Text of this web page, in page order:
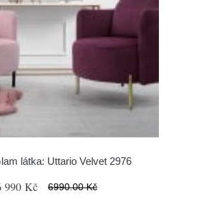
látka: Uttario Velvet 2976
990 Kč 6990.00 Kč